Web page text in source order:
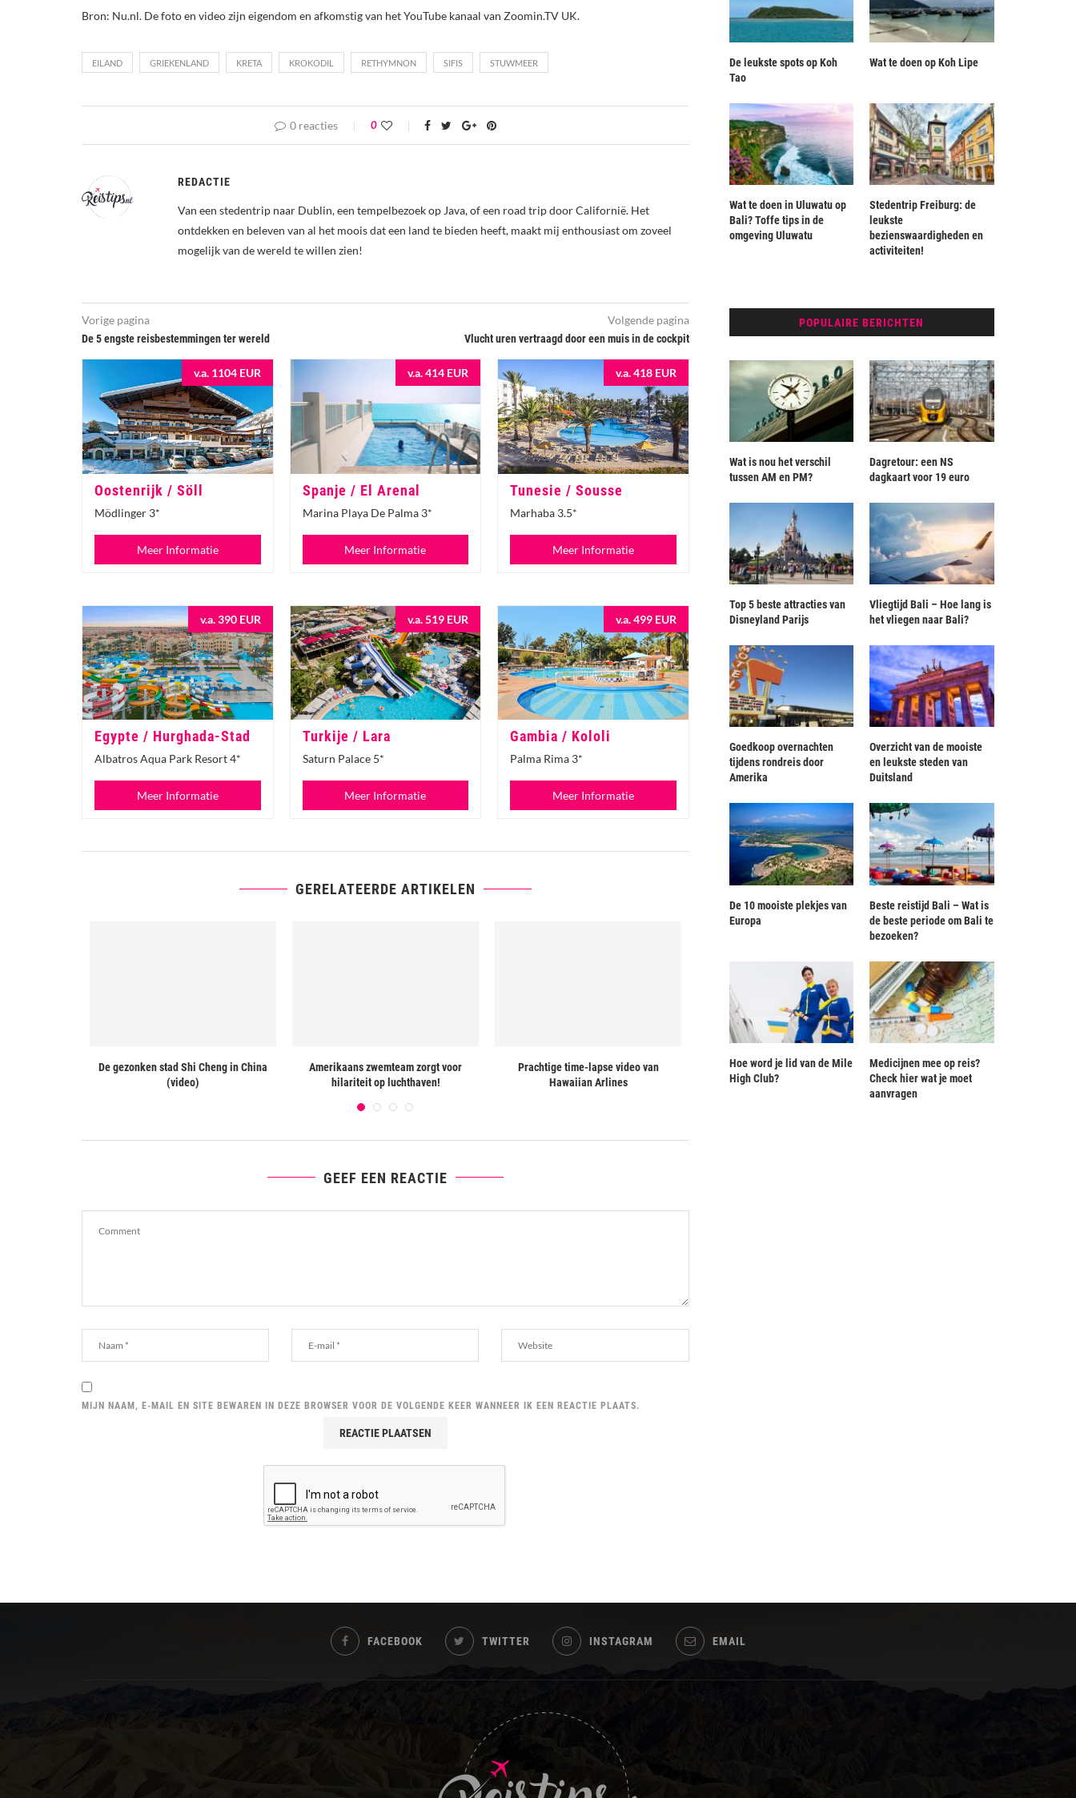
Bron: Nu.nl. De foto en video zijn eigendom en afkomstig van het YouTube kanaal van Zoomin.TV UK.
EILAND GRIEKENLAND KRETA KROKODIL RETHYMNON SIFIS STUWMEER
0 reacties 0
REDACTIE
Van een stedentrip naar Dublin, een tempelbezoek op Java, of een road trip door Californië. Het
ontdekken en beleven van al het moois dat een land te bieden heeft, maakt mij enthousiast om zoveel
mogelijk van de wereld te willen zien!
Vorige pagina
De 5 engste reisbestemmingen ter wereld
Volgende pagina
Vlucht uren vertraagd door een muis in de cockpit
v.a. 1104 EUR
Oostenrijk / Söll
Mödlinger 3*
Meer Informatie
v.a. 414 EUR
Spanje / El Arenal
Marina Playa De Palma 3*
Meer Informatie
v.a. 418 EUR
Tunesie / Sousse
Marhaba 3.5*
Meer Informatie
v.a. 390 EUR
Egypte / Hurghada-Stad
Albatros Aqua Park Resort 4*
Meer Informatie
v.a. 519 EUR
Turkije / Lara
Saturn Palace 5*
Meer Informatie
v.a. 499 EUR
Gambia / Kololi
Palma Rima 3*
Meer Informatie
GERELATEERDE ARTIKELEN
De gezonken stad Shi Cheng in China
(video)
Amerikaans zwemteam zorgt voor
hilariteit op luchthaven!
Prachtige time-lapse video van
Hawaiian Arlines
De 10 meest populaire steden met de
Gewapende man aangehouden in
Disneyland Parijs
GEEF EEN REACTIE
MIJN NAAM, E-MAIL EN SITE BEWAREN IN DEZE BROWSER VOOR DE VOLGENDE KEER WANNEER IK EEN REACTIE PLAATS.
De leukste spots op Koh
Tao
Wat te doen op Koh Lipe
Wat te doen in Uluwatu op
Bali? Toffe tips in de
omgeving Uluwatu
Stedentrip Freiburg: de
leukste
bezienswaardigheden en
activiteiten!
POPULAIRE BERICHTEN
Wat is nou het verschil
tussen AM en PM?
Dagretour: een NS
dagkaart voor 19 euro
Top 5 beste attracties van
Disneyland Parijs
Vliegtijd Bali – Hoe lang is
het vliegen naar Bali?
Goedkoop overnachten
tijdens rondreis door
Amerika
Overzicht van de mooiste
en leukste steden van
Duitsland
De 10 mooiste plekjes van
Europa
Beste reistijd Bali – Wat is
de beste periode om Bali te
bezoeken?
Hoe word je lid van de Mile
High Club?
Medicijnen mee op reis?
Check hier wat je moet
aanvragen
FACEBOOK TWITTER INSTAGRAM EMAIL